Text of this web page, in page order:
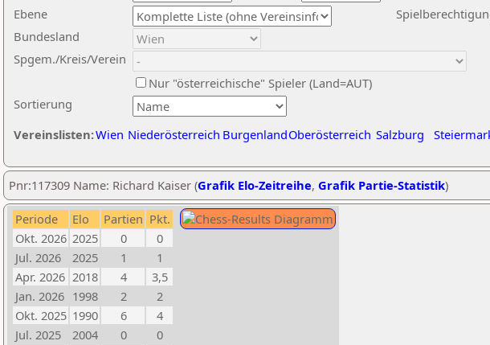
Ebene
Sortierung
Bundesland
Spgem./Kreis/Verein
Nur "österreichische" Spieler (Land=AUT)
Vereinslisten:Wien Niederösterreich BurgenlandOberösterreich Salzburg
Pnr:117309 Name: Richard Kaiser (Grafik Elo-Zeitreihe, Grafik Partie-Statistik)
Periode Elo Partien Pkt.
Okt. 2026 2025 0
0
Jul. 2026
2025 1
1
Apr. 2026 2018 4
3,5
Jan. 2026 1998 2
2
Okt. 2025 1990 6
4
Jul. 2025
2004 0
0